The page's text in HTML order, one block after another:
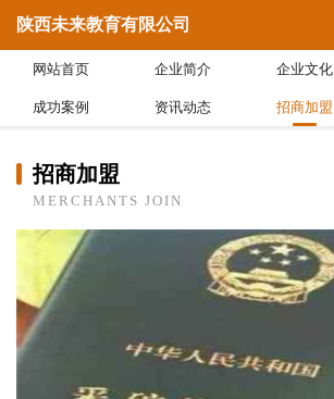
陕西未来教育有限公司
网站首页 企业简介 企业文化
成功案例 资讯动态 招商加盟
招商加盟
MERCHANTS JOIN